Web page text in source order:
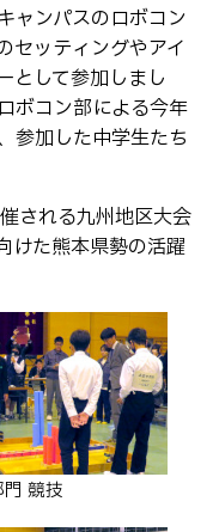
ャンパスのロボコン
セッティングやアイ
として参加しまし
ボコン部による今年
参加した中学生たち
される九州地区大会
けた熊本県勢の活躍
競技
い合わせ
職員向け